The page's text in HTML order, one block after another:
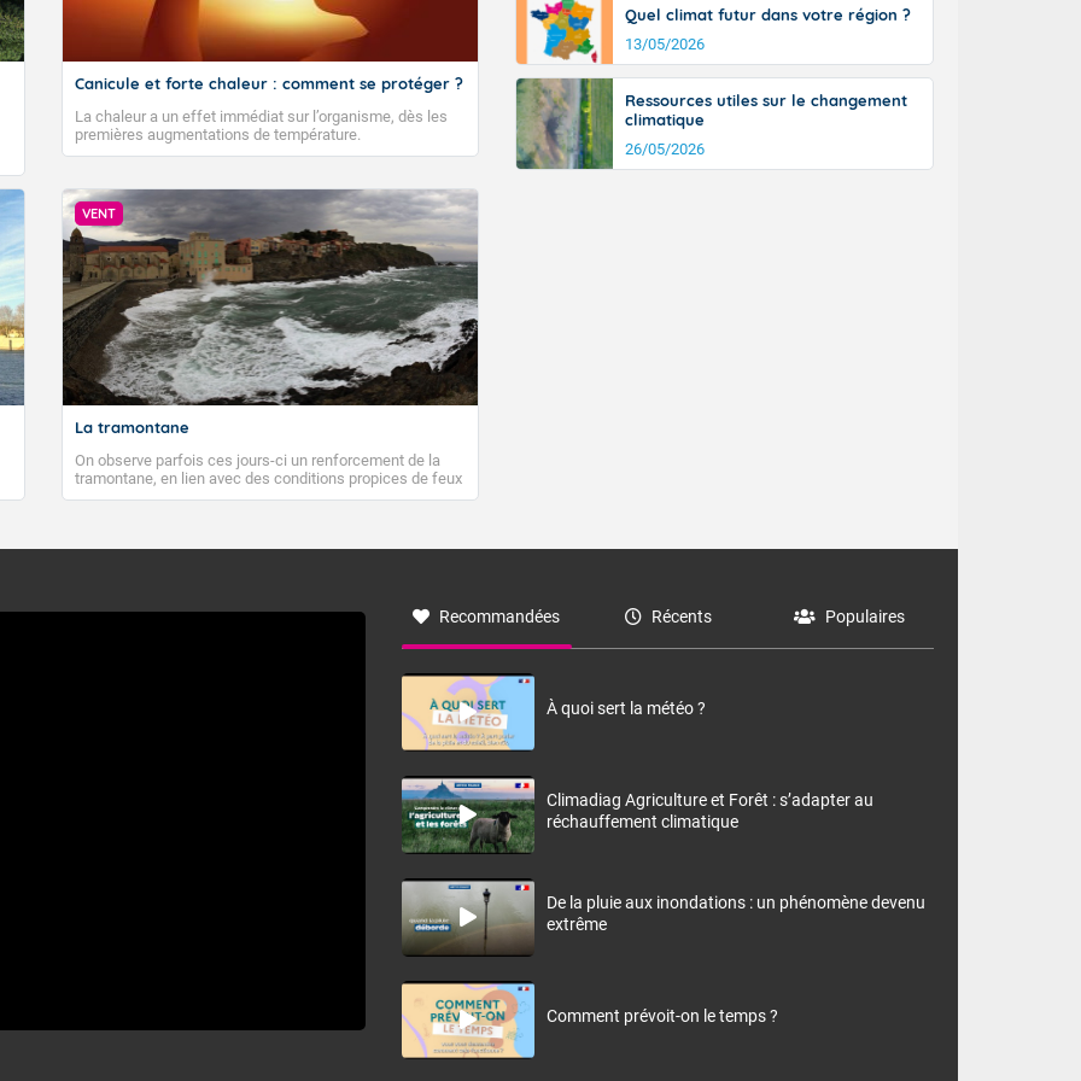
Canicule et forte chaleur : comment se protéger ?
La chaleur a un effet immédiat sur l’organisme, dès les
premières augmentations de température.
VENT
La tramontane
On observe parfois ces jours-ci un renforcement de la
tramontane, en lien avec des conditions propices de feux
de forêt. Mais qu'est-ce que la tramontane ? Quelles sont
à nord-ouest, dans un secteur qui part du Roussillon à la
monts, en allusion aux régions montagneuses d’où
Quel climat futur dans votre région ?
13/05/2026
Ressources utiles sur le changement
climatique
26/05/2026
Recommandées Récents Populaires
À quoi sert la météo ?
Climadiag Agriculture et Forêt : s’adapter au
réchauffement climatique
De la pluie aux inondations : un phénomène devenu
extrême
Comment prévoit-on le temps ?